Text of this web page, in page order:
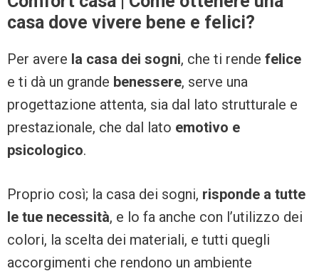
casa dove vivere bene e felici?
Per avere la casa dei sogni, che ti rende felice
e ti dà un grande benessere, serve una
progettazione attenta, sia dal lato strutturale e
prestazionale, che dal lato emotivo e
psicologico.
Proprio così; la casa dei sogni, risponde a tutte
le tue necessità, e lo fa anche con l’utilizzo dei
colori, la scelta dei materiali, e tutti quegli
accorgimenti che rendono un ambiente